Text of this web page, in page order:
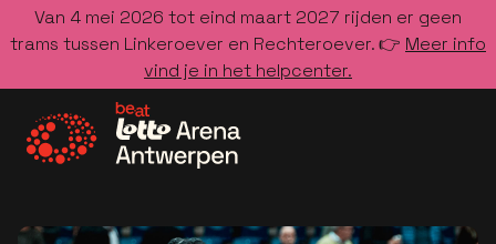
Van 4 mei 2026 tot eind maart 2027 rijden er geen
trams tussen Linkeroever en Rechteroever. 👉 Meer info
vind je in het helpcenter.